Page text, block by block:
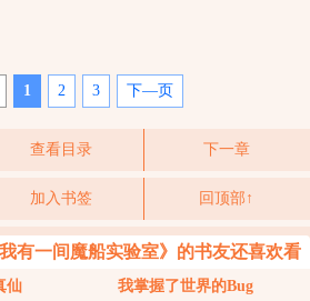
1 2 3 下—页
查看目录 下一章
加入书签 回顶部↑
有一间魔船实验室》的书友还喜欢看
仙
我掌握了世界的Bug